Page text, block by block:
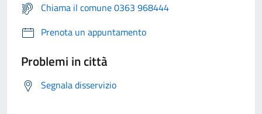
Chiama il comune 0363 968444
Prenota un appuntamento
Problemi in città
Segnala disservizio